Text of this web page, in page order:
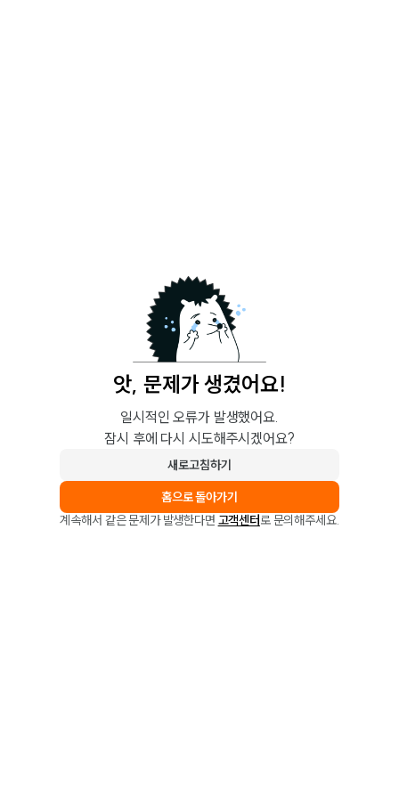
앗, 문제가 생겼어요!
일시적인 오류가 발생했어요.
잠시 후에 다시 시도해주시겠어요?
새로고침하기
홈으로 돌아가기
계속해서 같은 문제가 발생한다면 고객센터로 문의해주세요.